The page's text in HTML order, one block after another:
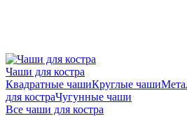
Чаши для костра
Квадратные чашиКруглые чаши
для костраЧугунные чаши
Все чаши для костра